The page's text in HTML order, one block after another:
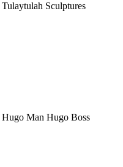
Tulaytulah Sculptures
Hugo Man Hugo Boss